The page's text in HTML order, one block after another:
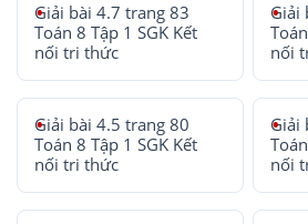
Giải bài 4.7 trang 83
Toán 8 Tập 1 SGK Kết
nối tri thức
Giải
nối
Giải bài 4.5 trang 80
Toán 8 Tập 1 SGK Kết
nối tri thức
Giải
nối